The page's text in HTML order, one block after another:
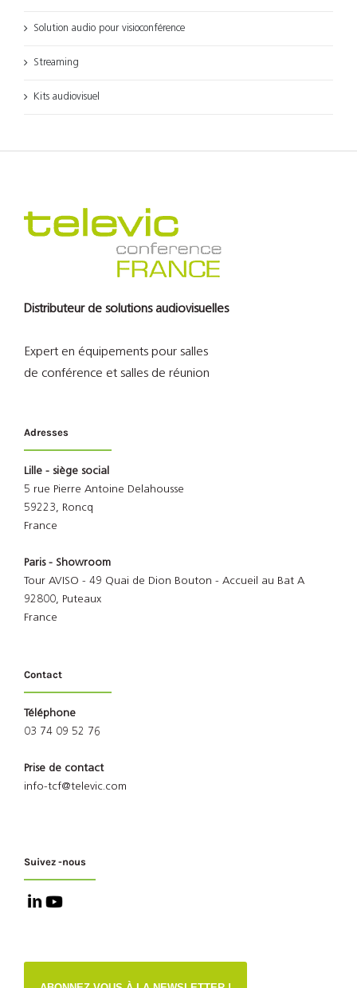
Solution audio pour visioconférence
Streaming
Kits audiovisuel
Distributeur de solutions audiovisuelles
Expert en équipements pour salles
de conférence et salles de réunion
Adresses
Lille - siège social
5 rue Pierre Antoine Delahousse
59223, Roncq
France
Paris - Showroom
Tour AVISO - 49 Quai de Dion Bouton - Accueil au Bat A
92800, Puteaux
France
Contact
Téléphone
03 74 09 52 76
Prise de contact
info-tcf@televic.com
Suivez -nous